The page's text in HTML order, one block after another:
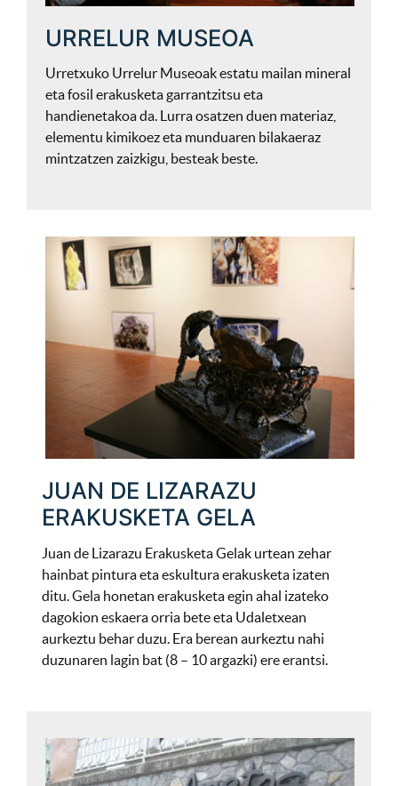
URRELUR MUSEOA
Urretxuko Urrelur Museoak estatu mailan mineral
eta fosil erakusketa garrantzitsu eta
handienetakoa da. Lurra osatzen duen materiaz,
elementu kimikoez eta munduaren bilakaeraz
mintzatzen zaizkigu, besteak beste.
JUAN DE LIZARAZU
ERAKUSKETA GELA
Juan de Lizarazu Erakusketa Gelak urtean zehar
hainbat pintura eta eskultura erakusketa izaten
ditu. Gela honetan erakusketa egin ahal izateko
dagokion eskaera orria bete eta Udaletxean
aurkeztu behar duzu. Era berean aurkeztu nahi
duzunaren lagin bat (8 – 10 argazki) ere erantsi.